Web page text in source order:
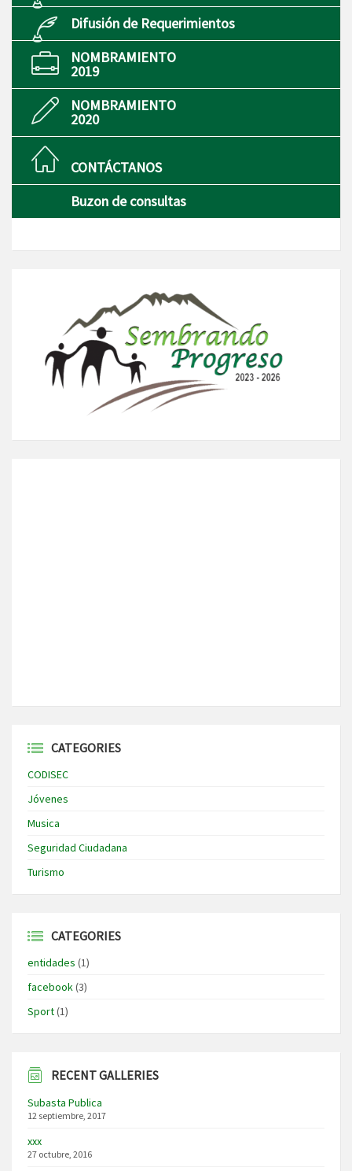
Difusión de Requerimientos
NOMBRAMIENTO
2019
NOMBRAMIENTO
2020
CONTÁCTANOS
Buzon de consultas
CATEGORIES
CODISEC
Jóvenes
Musica
Seguridad Ciudadana
Turismo
CATEGORIES
entidades (1)
facebook(3)
Sport(1)
RECENT GALLERIES
Subasta Publica
12 septiembre, 2017
xxx
27 octubre, 2016